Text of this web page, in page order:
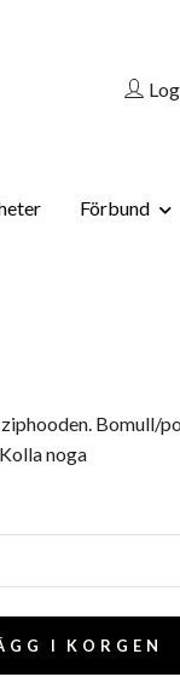
Förbund
Bomull/
noga
I KORGEN